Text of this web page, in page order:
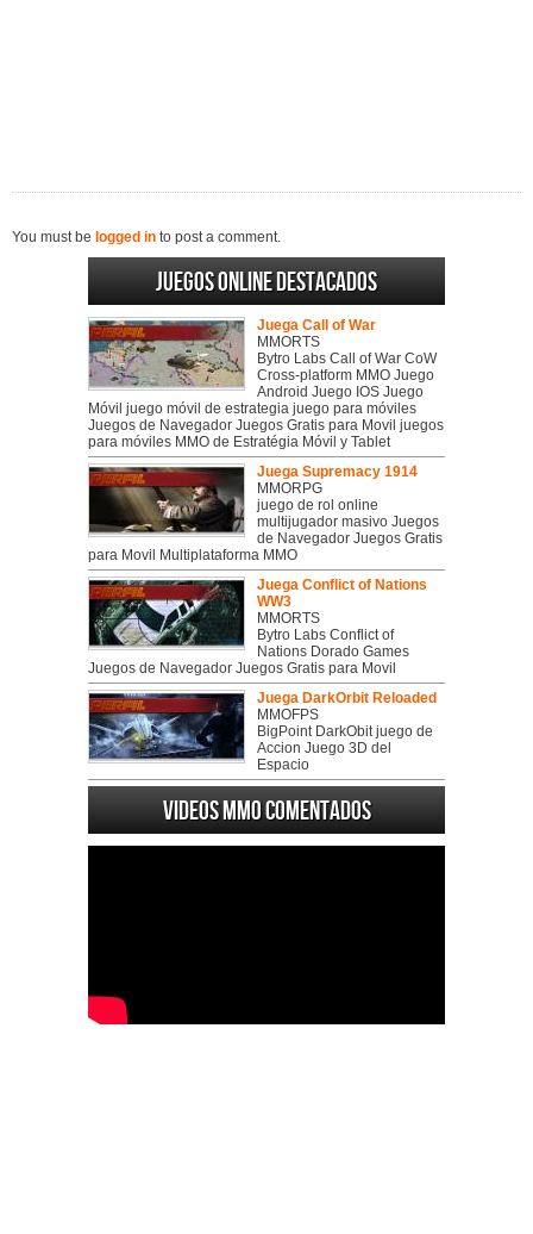
You must be logged in to post a comment.
Juegos online destacados
Juega Call of War
MMORTS
Bytro Labs Call of War CoW
Cross-platform MMO Juego
Android Juego IOS Juego
Móvil juego móvil de estrategia juego para móviles
Juegos de Navegador Juegos Gratis para Movil juegos
para móviles MMO de Estratégia Móvil y Tablet
Juega Supremacy 1914
MMORPG
juego de rol online
multijugador masivo Juegos
de Navegador Juegos Gratis
para Movil Multiplataforma MMO
Juega Conflict of Nations
WW3
MMORTS
Bytro Labs Conflict of
Nations Dorado Games
Juegos de Navegador Juegos Gratis para Movil
Juega DarkOrbit Reloaded
MMOFPS
BigPoint DarkObit juego de
Accion Juego 3D del
Espacio
Videos MMO Comentados